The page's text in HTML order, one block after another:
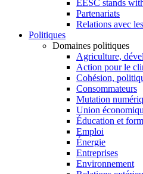
EESC stands
Partenariats
Relations avec
Politiques
Domaines politiques
Agriculture,
Action pour le
Cohésion,
Consommateurs
Mutation
Union
Éducation et
Emploi
Énergie
Entreprises
Environnement